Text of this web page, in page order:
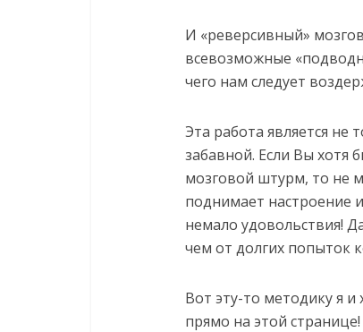
И «реверсивный»
всевозможные
чего нам следует
Эта работа является не
забавной. Если Вы хотя
мозговой штурм, то не
поднимает настроение
немало удовольствия!
чем от долгих попыток
Вот эту-то методику я
прямо на этой странице!